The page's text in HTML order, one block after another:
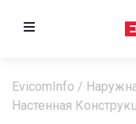
EvicomInfo /
Настенная